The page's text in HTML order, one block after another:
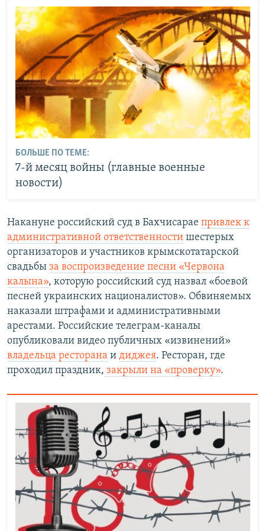
БОЛЬШЕ ПО ТЕМЕ:
7-й месяц войны (главные военные
новости)
Накануне российский суд в Бахчисарае привлек к
административной ответственности шестерых
организаторов и участников крымскотатарской
свадьбы за воспроизведение песни «Червона
калына», которую российский суд назвал «боевой
песней украинских националистов». Обвиняемых
наказали штрафами и административными
арестами. Российские телеграм-каналы
опубликовали видео публичных «извинений»
владельца ресторана и диджея. Ресторан, где
проходил праздник, закрыли на «проверку».